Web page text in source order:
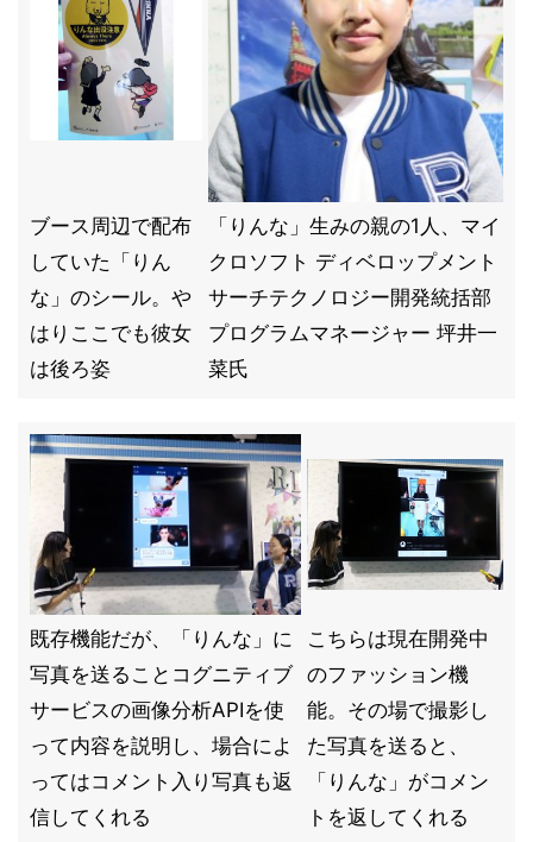
ブース周辺で配布
していた「りん
な」のシール。や
はりここでも彼女
は後ろ姿
「りんな」生みの親の1人、マイ
クロソフト ディベロップメント
サーチテクノロジー開発統括部
プログラムマネージャー 坪井一
菜氏
既存機能だが、「りんな」に
写真を送ることコグニティブ
サービスの画像分析APIを使
って内容を説明し、場合によ
ってはコメント入り写真も返
信してくれる
こちらは現在開発中
のファッション機
能。その場で撮影し
た写真を送ると、
「りんな」がコメン
トを返してくれる